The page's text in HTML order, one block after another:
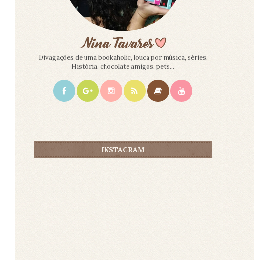
Divagações de uma bookaholic, louca por música, séries,
História, chocolate amigos, pets...
INSTAGRAM